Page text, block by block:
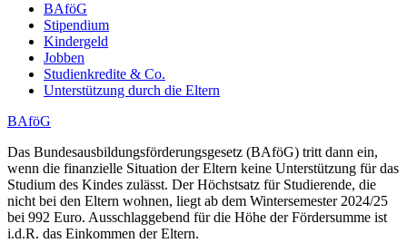
BAföG
Stipendium
Kindergeld
Jobben
Studienkredite & Co.
Unterstützung durch die Eltern
BAföG
Das Bundesausbildungsförderungsgesetz (BAföG) tritt dann ein,
wenn die finanzielle Situation der Eltern keine Unterstützung für das
Studium des Kindes zulässt. Der Höchstsatz für Studierende, die
nicht bei den Eltern wohnen, liegt ab dem Wintersemester 2024/25
bei 992 Euro. Ausschlaggebend für die Höhe der Fördersumme ist
i.d.R. das Einkommen der Eltern.